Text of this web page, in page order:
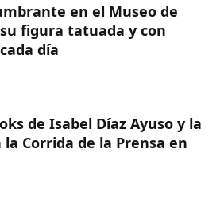
en el Museo de
figura tatuada y con
día
de Isabel Díaz Ayuso y la
Corrida de la Prensa en